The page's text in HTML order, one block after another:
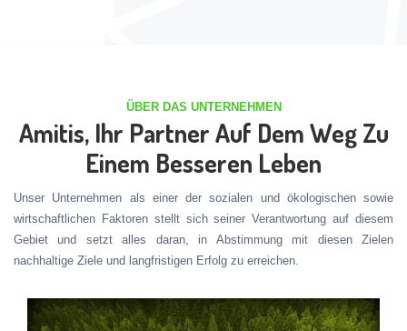
ÜBER DAS UNTERNEHMEN
Amitis, Ihr Partner Auf Dem Weg Zu
Einem Besseren Leben
Unser Unternehmen als einer der sozialen und ökologischen sowie
wirtschaftlichen Faktoren stellt sich seiner Verantwortung auf diesem
Gebiet und setzt alles daran, in Abstimmung mit diesen Zielen
nachhaltige Ziele und langfristigen Erfolg zu erreichen.